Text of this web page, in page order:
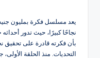
يعد مسلسل فكرة بمليون
نجاحًا كبيرًا، حيث تدور
بأن فكرته قادرة على تحقيق
التحديات. منذ الحلقة